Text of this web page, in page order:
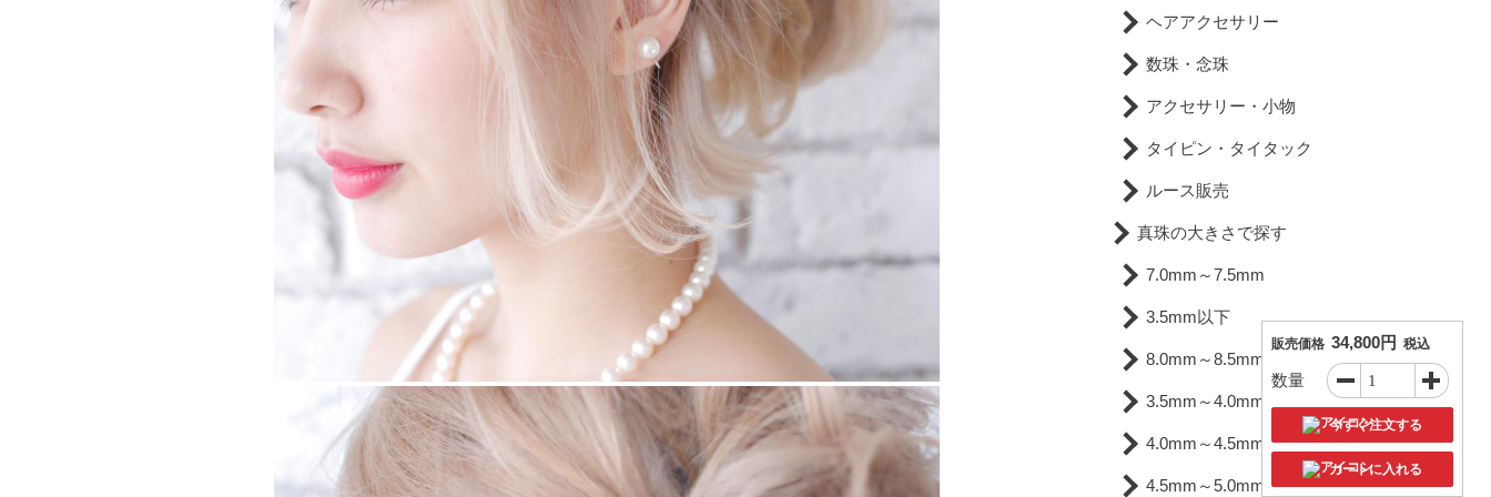
ヘアアクセサリー
数珠・念珠
アクセサリー・小物
タイピン・タイタック
ルース販売
真珠の大きさで探す
7.0mm～7.5mm
3.5mm以下
8.0mm～8.5mm
3.5mm～4.0mm
4.0mm～4.5mm
4.5mm～5.0mm
販売価格 34,800円 税込
数量
今すぐ注文する
カートに入れる